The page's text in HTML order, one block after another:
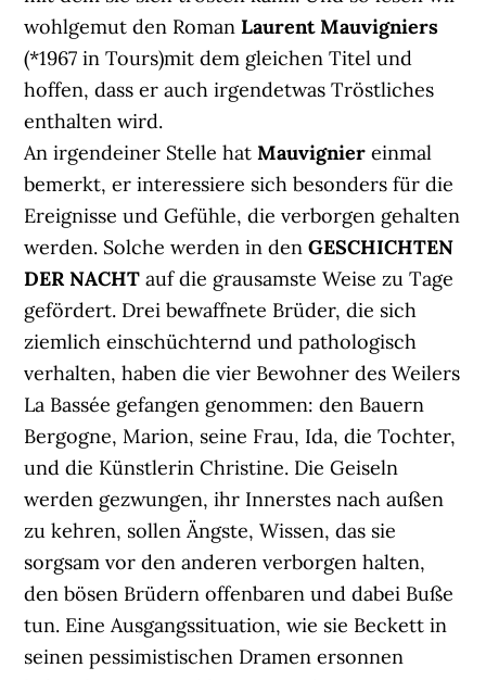
wohlgemut den RomanLaurent Mauvigniers
(*1967 in Tours)mit dem gleichen Titel und
hoffen, dass er auch irgendetwas Tröstliches
enthalten wird.
An irgendeiner Stelle hatMauvignier einmal
bemerkt, er interessiere sich besonders für die
Ereignisse und Gefühle, die verborgen gehalten
werden. Solche werden in denGESCHICHTEN
DER NACHT auf die grausamste Weise zu Tage
gefördert. Drei bewaffnete Brüder, die sich
ziemlich einschüchternd und pathologisch
verhalten, haben die vier Bewohner des Weilers
La Bassée gefangen genommen: den Bauern
Bergogne, Marion, seine Frau, Ida, die Tochter,
und die Künstlerin Christine. Die Geiseln
werden gezwungen, ihr Innerstes nach außen
zu kehren, sollen Ängste, Wissen, das sie
sorgsam vor den anderen verborgen halten,
den bösen Brüdern offenbaren und dabei Buße
tun. Eine Ausgangssituation, wie sie Beckett in
seinen pessimistischen Dramen ersonnen